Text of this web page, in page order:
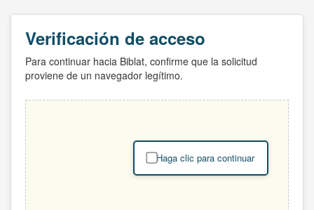
Verificación de acceso
Para continuar hacia Biblat, confirme que la solicitud
proviene de un navegador legítimo.
Haga clic para continuar